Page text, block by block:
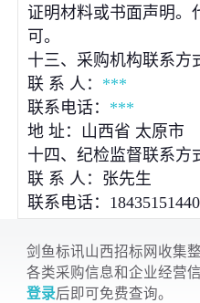
证明材料或书面声明。
可。
十三、采购机构联系方
联 系 人： ***
联系电话： ***
地 址：山西省 太原市
十四、纪检监督联系方
联 系 人：张先生
联系电话：18435151440
剑鱼标讯山西招标网收集
各类采购信息和企业经营
登录后即可免费查询。